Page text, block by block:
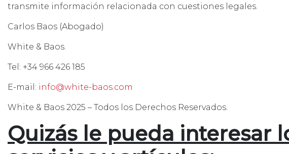
transmite información relacionada con cuestiones legales.
Carlos Baos (Abogado)
White & Baos.
Tel: +34 966 426 185
E-mail: info@white-baos.com
White & Baos 2025 – Todos los Derechos Reservados.
Quizás le pueda interesar